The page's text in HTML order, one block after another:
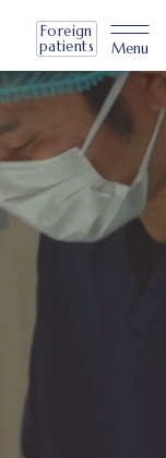
Foreign
patients
Menu